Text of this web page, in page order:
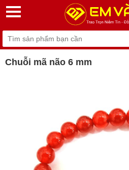
Chuỗi mã não 6 mm